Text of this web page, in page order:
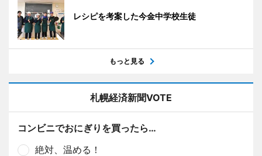
レシピを考案した今金中学校生徒
もっと見る
札幌経済新聞VOTE
コンビニでおにぎりを買ったら…
絶対、温める！